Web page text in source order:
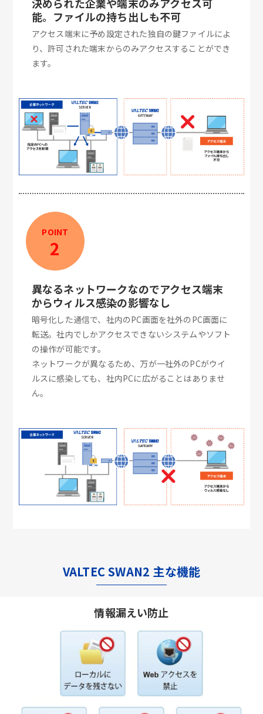
決められた企業や端末のみアクセス可
能。ファイルの持ち出しも不可
アクセス端末に予め設定された独自の鍵ファイルによ
り、許可された端末からのみアクセスすることができ
ます。
POINT
2
異なるネットワークなのでアクセス端末
からウィルス感染の影響なし
暗号化した通信で、社内のPC画面を社外のPC画面に
転送。社内でしかアクセスできないシステムやソフト
の操作が可能です。
ネットワークが異なるため、万が一社外のPCがウイ
ルスに感染しても、社内PCに広がることはありませ
ん。
VALTEC SWAN2 主な機能
情報漏えい防止